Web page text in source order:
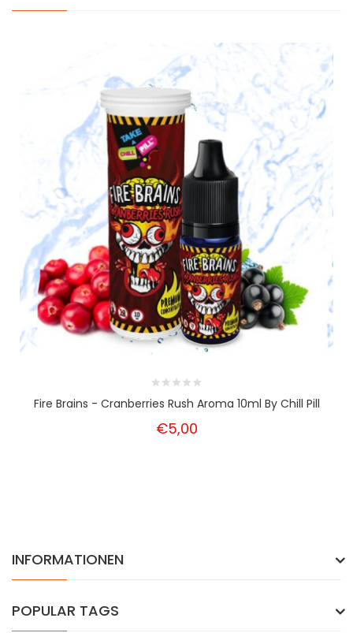
Fire Brains - Cranberries Rush Aroma 10ml By Chill Pill
€5,00
INFORMATIONEN
POPULAR TAGS